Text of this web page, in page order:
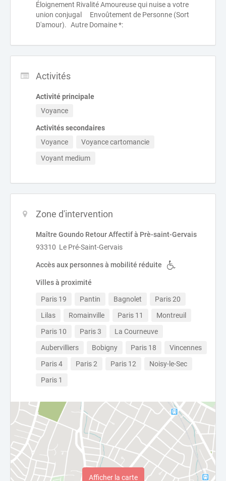
Éloignement Rivalité Amoureuse qui nuise a votre
union conjugal Envoûtement de Personne (Sort
D'amour). Autre Domaine *:
Activités
Activité principale
Voyance
Activités secondaires
Voyance
Voyance cartomancie
Voyant medium
Zone d'intervention
Maître Goundo Retour Affectif à Prè-saint-Gervais
93310 Le Pré-Saint-Gervais
Accès aux personnes à mobilité réduite
Villes à proximité
Paris 19 Pantin Bagnolet
Paris 20
Lilas
Romainville Paris 11
Montreuil
Paris 10
Paris 3
La Courneuve
Aubervilliers
Bobigny Paris 18
Vincennes
Paris 4
Paris 2 Paris 12
Noisy-le-Sec
Paris 1
Afficher la carte